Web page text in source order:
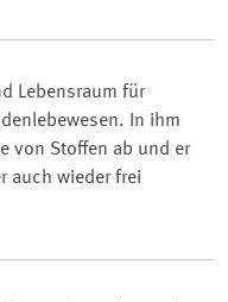
Lebensraum für
In ihm
von Stoffen ab und er
auch wieder frei